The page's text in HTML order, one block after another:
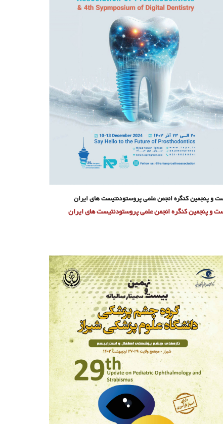
و پنجمین کنگره انجمن علمی پروستودنتیست های ایران
و پنجمین کنگره انجمن علمی پروستودنتیست های ایران